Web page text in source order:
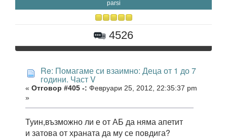
parsi
4526
Re: Помагаме си взаимно: Деца от 1 до 7
години. Част V
« Отговор #405 -: Февруари 25, 2012, 22:35:37 pm
»
Туин,възможно ли е от АБ да няма апетит
и затова от храната да му се повдига?